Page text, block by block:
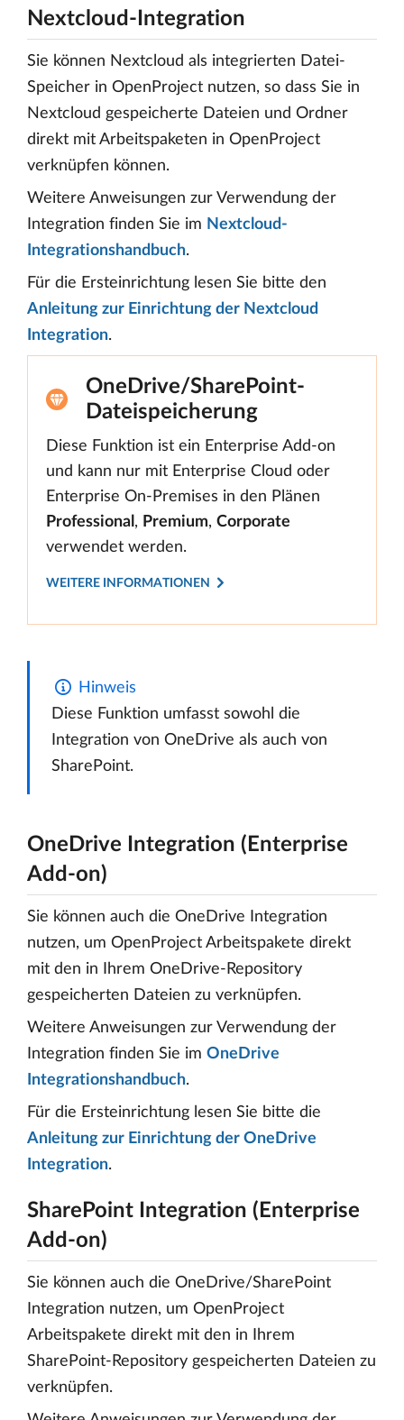
Nextcloud-Integration
Sie können Nextcloud als integrierten Datei-
Speicher in OpenProject nutzen, so dass Sie in
Nextcloud gespeicherte Dateien und Ordner
direkt mit Arbeitspaketen in OpenProject
verknüpfen können.
Weitere Anweisungen zur Verwendung der
Integration finden Sie im Nextcloud-
Integrationshandbuch.
Für die Ersteinrichtung lesen Sie bitte den
Anleitung zur Einrichtung der Nextcloud
Integration.
OneDrive/SharePoint-
Dateispeicherung
Diese Funktion ist ein Enterprise Add-on
und kann nur mit Enterprise Cloud oder
Enterprise On-Premises in den Plänen
Professional , Premium, Corporate
verwendet werden.
WEITERE INFORMATIONEN
Hinweis
Diese Funktion umfasst sowohl die
Integration von OneDrive als auch von
SharePoint.
OneDrive Integration (Enterprise
Add-on)
Sie können auch die OneDrive Integration
nutzen, um OpenProject Arbeitspakete direkt
mit den in Ihrem OneDrive-Repository
gespeicherten Dateien zu verknüpfen.
Weitere Anweisungen zur Verwendung der
Integration finden Sie im OneDrive
Integrationshandbuch.
Für die Ersteinrichtung lesen Sie bitte die
Anleitung zur Einrichtung der OneDrive
Integration.
SharePoint Integration (Enterprise
Add-on)
Sie können auch die OneDrive/SharePoint
Integration nutzen, um OpenProject
Arbeitspakete direkt mit den in Ihrem
SharePoint-Repository gespeicherten Dateien zu
verknüpfen.